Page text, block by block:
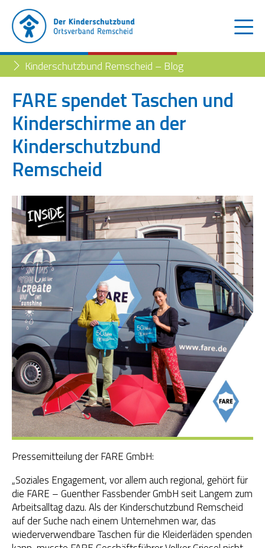
Der Kinderschutzbund
Aktuelles
Blog
Kinder- und Jugendtelefon
Trennung der Eltern
Familienberatungsstelle
Familienberatungsstelle
Begleiteter Umgang
Fachstelle „Frühe Hilfen“
Müttertreff „Mama mia“
OGS Heinrich-Neumann-Schule
Fit für Kids – Elternkurse
Kinder im Blick – Elternkurse
Wohngemeinschaft
Kleiderläden
Kinderschutzbund Remscheid – Blog
FARE spendet Taschen und
Kinderschirme an der
Kinderschutzbund
Remscheid
Pressemitteilung der FARE GmbH:
„Soziales Engagement, vor allem auch regional, gehört für
die FARE – Guenther Fassbender GmbH seit Langem zum
Arbeitsalltag dazu. Als der Kinderschutzbund Remscheid
auf der Suche nach einem Unternehmen war, das
wiederverwendbare Taschen für die Kleiderläden spenden